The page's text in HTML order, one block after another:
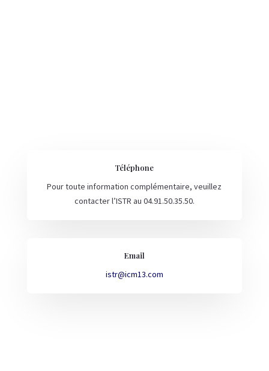
Téléphone
Pour toute information complémentaire, veuillez
contacter l’ISTR au 04.91.50.35.50.
Email
istr@icm13.com